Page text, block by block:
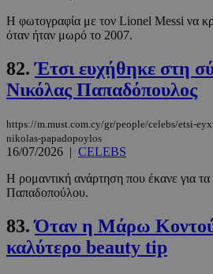
Η φωτογραφία με τον Lionel Messi να
όταν ήταν μωρό το 2007.
82.Έτσι ευχήθηκε στη
Νικόλας Παπαδόπουλος
https://m.must.com.cy/gr/people/celebs/etsi-
nikolas-papadopoylos
16/07/2026 | CELEBS
Η ρομαντική ανάρτηση που έκανε για τα
Παπαδοπούλου.
83.Όταν η Μάρω
καλύτερο beauty tip
__cf_bm
Privacy Policy